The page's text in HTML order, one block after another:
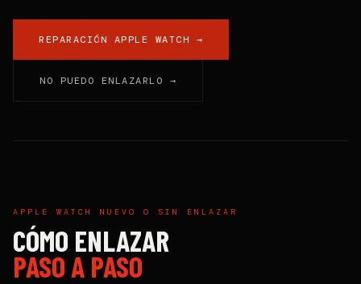
REPARACIÓN APPLE WATCH →
NO PUEDO ENLAZARLO →
APPLE WATCH NUEVO O SIN ENLAZAR
CÓMO ENLAZAR
PASO A PASO